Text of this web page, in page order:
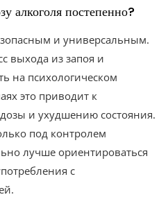
алкоголя постепенно?
и универсальным.
выхода из запоя и
на психологическом
это приводит к
и ухудшению состояния.
под контролем
лучше ориентироваться
с